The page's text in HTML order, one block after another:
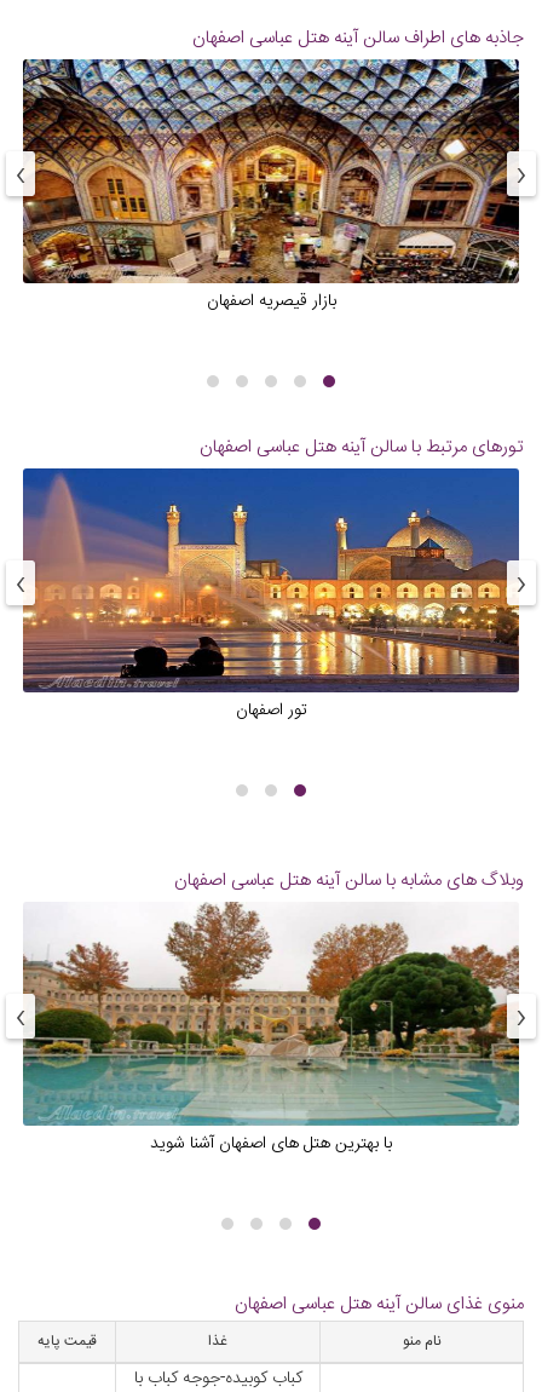
جاذبه های اطراف سالن آینه هتل عباسی اصفهان
بازار قیصریه اصفهان
‹
›
تورهای مرتبط با سالن آینه هتل عباسی اصفهان
تور اصفهان
‹
›
وبلاگ های مشابه با سالن آینه هتل عباسی اصفهان
با بهترین هتل های اصفهان آشنا شوید
‹
›
منوی غذای سالن آینه هتل عباسی اصفهان
نام منو غذا قیمت پایه
کباب کوبیده-جوجه کباب با